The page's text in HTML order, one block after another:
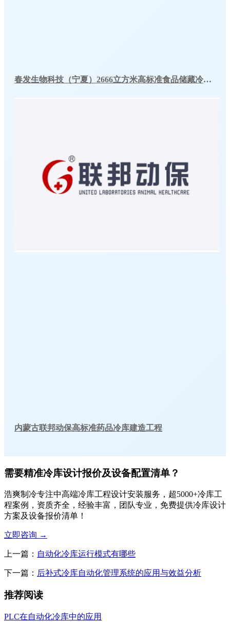
春发生物科技（宁夏）2666立方米高标准食品储藏冷库工程案例
内蒙古联邦动保高标准药品冷库建造工程
需要精准冷库设计报价及设备配置清单？
浩爽制冷专注中高端冷库工程设计安装服务，超5000+冷库工
程案例，资质齐全，经验丰富，团队专业，免费提供冷库设计
方案及设备报价清单！
立即咨询 →
上一篇： 自动化冷库运行模式有哪些
下一篇： 后补式冷库自动化管理系统的应用与效益分析
推荐阅读
PLC在自动化冷库中的应用